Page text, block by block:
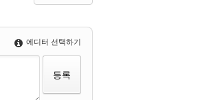
에디터 선택하기